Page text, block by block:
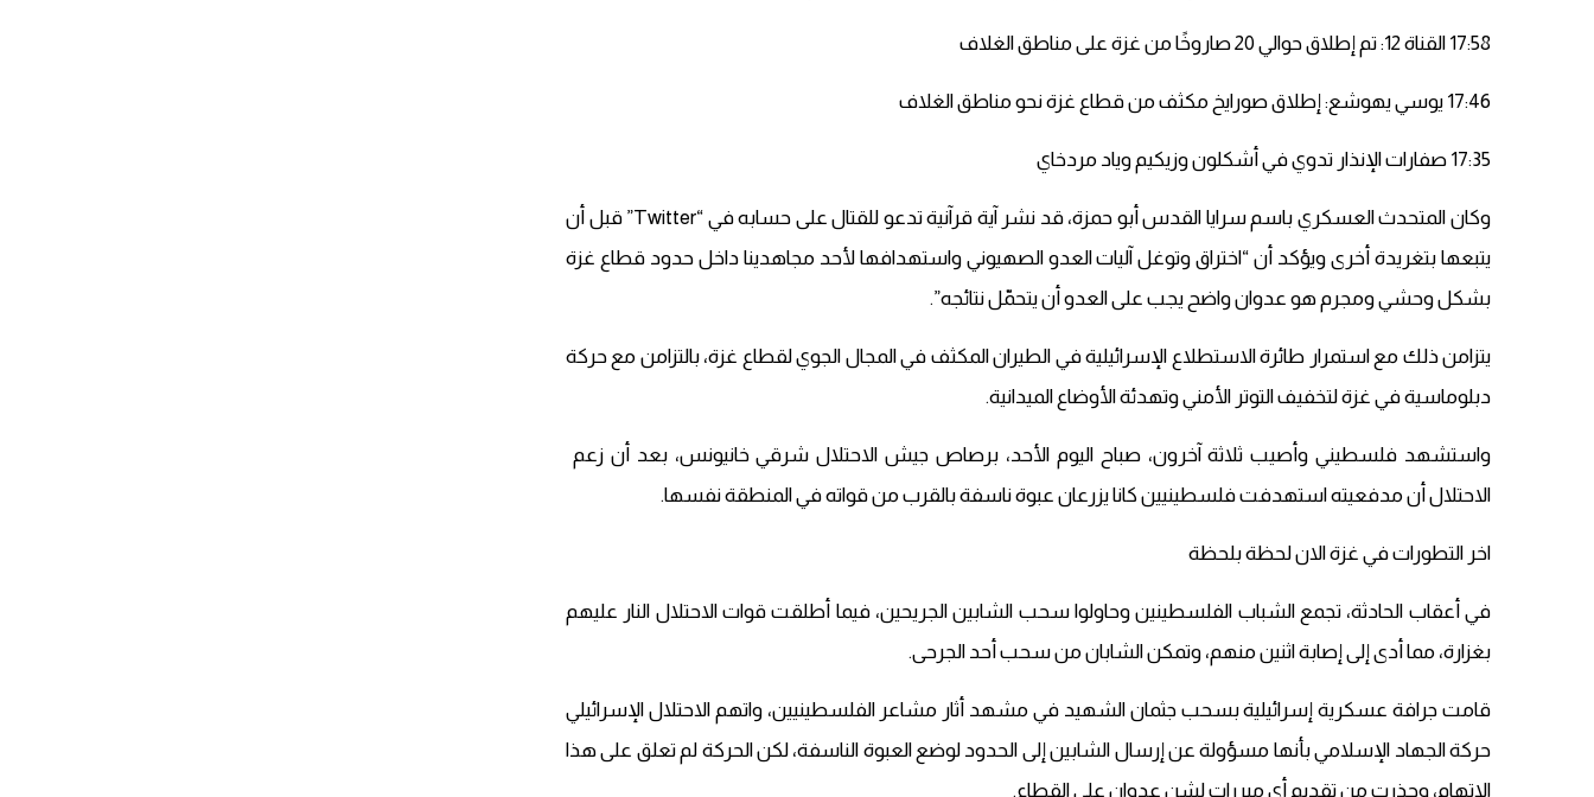
17:58 القناة 12: تم إطلاق حوالي 20 صاروخًا من غزة على مناطق الغلاف
17:46 يوسي يهوشع: إطلاق صورايخ مكثف من قطاع غزة نحو مناطق الغلاف
17:35 صفارات الإنذار تدوي في أشكلون وزيكيم وياد مردخاي
وكان المتحدث العسكري باسم سرايا القدس أبو حمزة، قد نشر آية قرآنية تدعو للقتال على حسابه في “Twitter” قبل أن
يتبعها بتغريدة أخرى ويؤكد أن “اختراق وتوغل آليات العدو الصهيوني واستهدافها لأحد مجاهدينا داخل حدود قطاع غزة
بشكل وحشي ومجرم هو عدوان واضح يجب على العدو أن يتحمّل نتائجه”.
يتزامن ذلك مع استمرار طائرة الاستطلاع الإسرائيلية في الطيران المكثف في المجال الجوي لقطاع غزة، بالتزامن مع حركة
دبلوماسية في غزة لتخفيف التوتر الأمني ​​وتهدئة الأوضاع الميدانية.
واستشهد فلسطيني وأصيب ثلاثة آخرون، صباح اليوم الأحد، برصاص جيش الاحتلال شرقي خانيونس، بعد أن زعم ​​
الاحتلال أن مدفعيته استهدفت فلسطينيين كانا يزرعان عبوة ناسفة بالقرب من قواته في المنطقة نفسها.
اخر التطورات في غزة الان لحظة بلحظة
في أعقاب الحادثة، تجمع الشباب الفلسطينين وحاولوا سحب الشابين الجريحين، فيما أطلقت قوات الاحتلال النار عليهم
بغزارة، مما أدى إلى إصابة اثنين منهم، وتمكن الشابان من سحب أحد الجرحى.
قامت جرافة عسكرية إسرائيلية بسحب جثمان الشهيد في مشهد أثار مشاعر الفلسطينيين، واتهم الاحتلال الإسرائيلي
حركة الجهاد الإسلامي بأنها مسؤولة عن إرسال الشابين إلى الحدود لوضع العبوة الناسفة، لكن الحركة لم تعلق على هذا
الاتهام، وحذرت من تقديم أي مبررات لشن عدوان على القطاع.